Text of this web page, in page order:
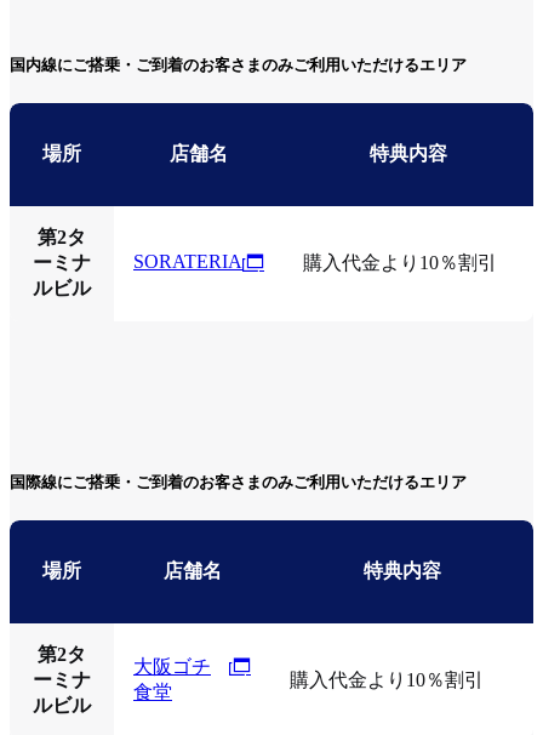
国内線にご搭乗・ご到着のお客さまのみご利用いただけるエリア
場所 店舗名 特典内容
第2タ
ーミナ
ルビル
SORATERIA 購入代金より10％割引
国際線にご搭乗・ご到着のお客さまのみご利用いただけるエリア
場所 店舗名 特典内容
第2タ
ーミナ
ルビル
大阪ゴチ
食堂
購入代金より10％割引